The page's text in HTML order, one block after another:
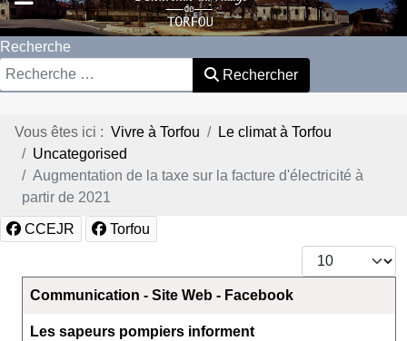
Recherche
Rechercher
Vous êtes ici : Vivre à Torfou
Le climat à Torfou
Uncategorised
Augmentation de la taxe sur la facture d'électricité à
partir de 2021
CCEJR
Torfou
Afficher #
Articles
Titre
Communication - Site Web - Facebook
Les sapeurs pompiers informent